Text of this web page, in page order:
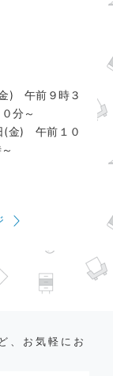
) 午前９時３
分～
) 午前１０
、お気軽にお